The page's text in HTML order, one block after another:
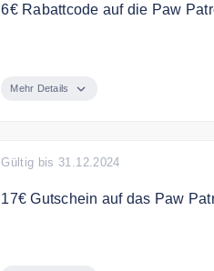
6€ Rabattcode auf die Paw
Mehr Details
Gültig bis 31.12.2024
17€ Gutschein auf das Paw